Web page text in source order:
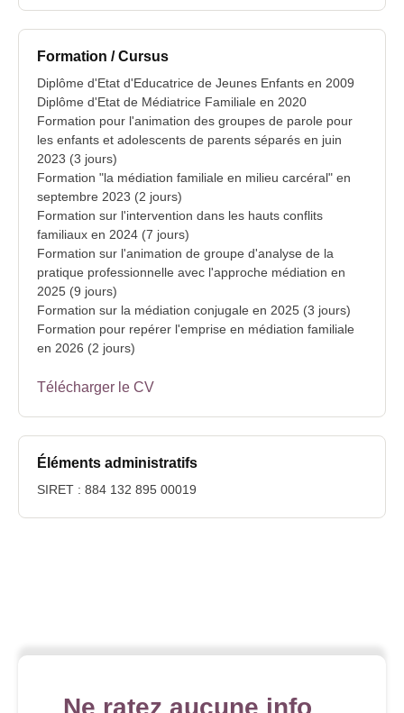
Formation / Cursus
Diplôme d'Etat d'Educatrice de Jeunes Enfants en 2009
Diplôme d'Etat de Médiatrice Familiale en 2020
Formation pour l'animation des groupes de parole pour
les enfants et adolescents de parents séparés en juin
2023 (3 jours)
Formation "la médiation familiale en milieu carcéral" en
septembre 2023 (2 jours)
Formation sur l'intervention dans les hauts conflits
familiaux en 2024 (7 jours)
Formation sur l'animation de groupe d'analyse de la
pratique professionnelle avec l'approche médiation en
2025 (9 jours)
Formation sur la médiation conjugale en 2025 (3 jours)
Formation pour repérer l'emprise en médiation familiale
en 2026 (2 jours)
Télécharger le CV
Éléments administratifs
SIRET : 884 132 895 00019
Ne ratez aucune info